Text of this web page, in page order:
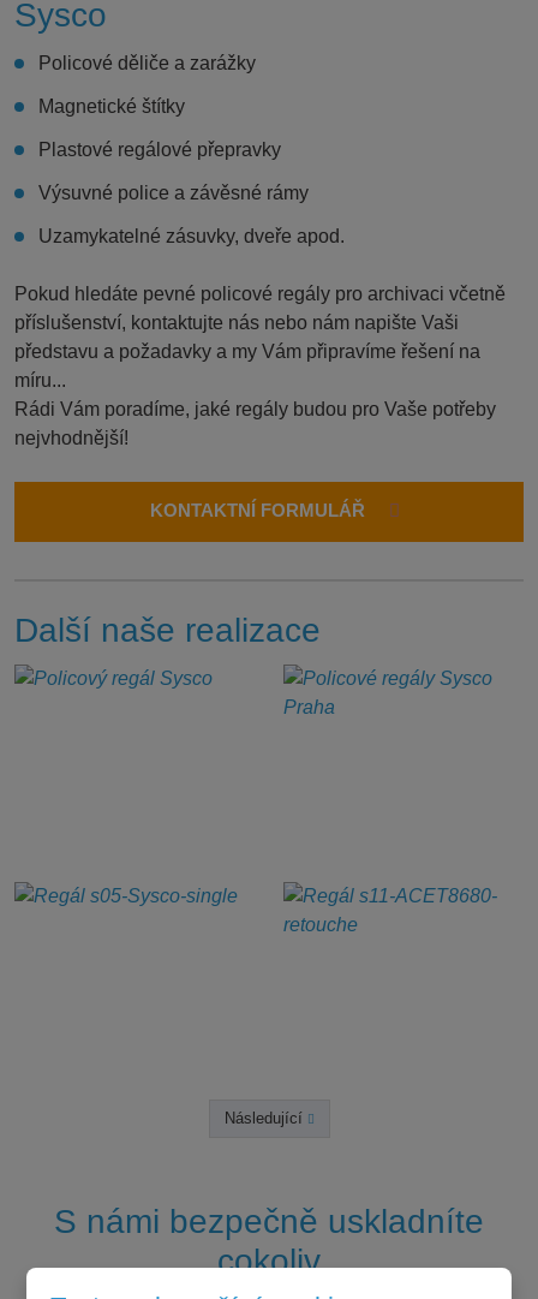
Sysco
Policové děliče a zarážky
Magnetické štítky
Plastové regálové přepravky
Výsuvné police a závěsné rámy
Uzamykatelné zásuvky, dveře apod.
Pokud hledáte pevné policové regály pro archivaci včetně
příslušenství, kontaktujte nás nebo nám napište Vaši
představu a požadavky a my Vám připravíme řešení na
míru...
Rádi Vám poradíme, jaké regály budou pro Vaše potřeby
nejvhodnější!
KONTAKTNÍ FORMULÁŘ
Další naše realizace
Následující
S námi bezpečně uskladníte
cokoliv